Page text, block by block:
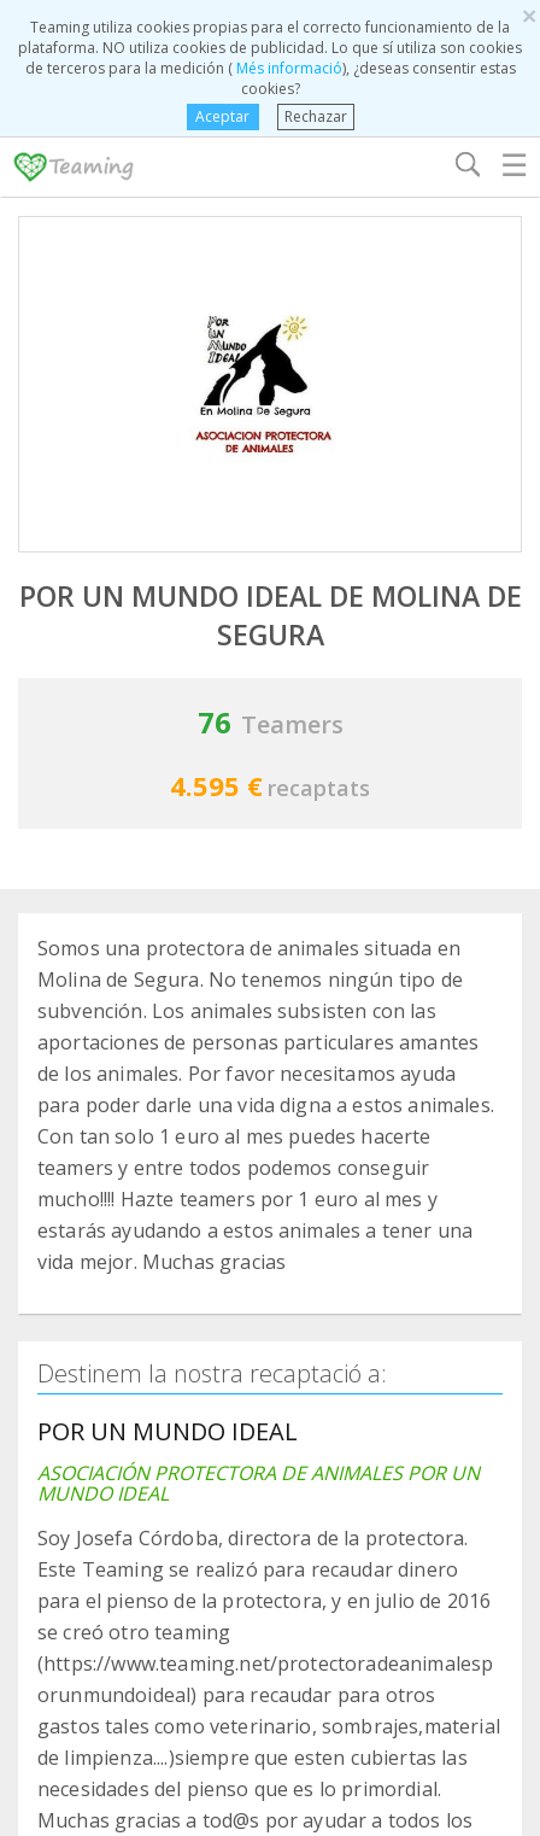
×
Teaming utiliza cookies propias para el correcto funcionamiento de la
plataforma. NO utiliza cookies de publicidad. Lo que sí utiliza son cookies
de terceros para la medición (Més informació), ¿deseas consentir estas
cookies?
Aceptar
Rechazar
☰
POR UN MUNDO IDEAL DE MOLINA DE
SEGURA
76 Teamers
4.595 € recaptats
Somos una protectora de animales situada en
Molina de Segura. No tenemos ningún tipo de
subvención. Los animales subsisten con las
aportaciones de personas particulares amantes
de los animales. Por favor necesitamos ayuda
para poder darle una vida digna a estos animales.
Con tan solo 1 euro al mes puedes hacerte
teamers y entre todos podemos conseguir
mucho!!!! Hazte teamers por 1 euro al mes y
estarás ayudando a estos animales a tener una
vida mejor. Muchas gracias
Destinem la nostra recaptació a:
POR UN MUNDO IDEAL
ASOCIACIÓN PROTECTORA DE ANIMALES POR UN
MUNDO IDEAL
Soy Josefa Córdoba, directora de la protectora.
Este Teaming se realizó para recaudar dinero
para el pienso de la protectora, y en julio de 2016
se creó otro teaming
(https://www.teaming.net/protectoradeanimalesp
orunmundoideal) para recaudar para otros
gastos tales como veterinario, sombrajes,material
de limpienza....)siempre que esten cubiertas las
necesidades del pienso que es lo primordial.
Muchas gracias a tod@s por ayudar a todos los